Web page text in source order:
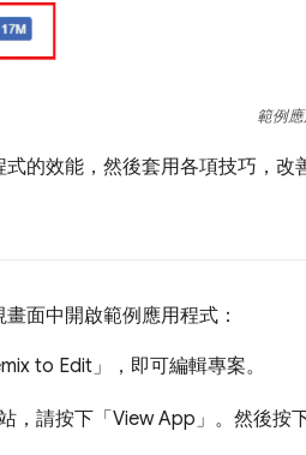
範例
的效能，然後套用各項技巧，改
面中開啟範例應用程式：
to Edit」 ，即可編輯專案。
，請按下「View App」 。然後按